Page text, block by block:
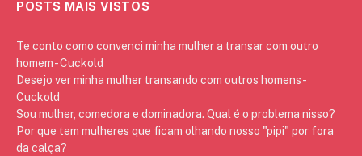
POSTS MAIS VISTOS
Te conto como convenci minha mulher a transar com outro
homem - Cuckold
Desejo ver minha mulher transando com outros homens -
Cuckold
Sou mulher, comedora e dominadora. Qual é o problema nisso?
Por que tem mulheres que ficam olhando nosso "pipi" por fora
da calça?